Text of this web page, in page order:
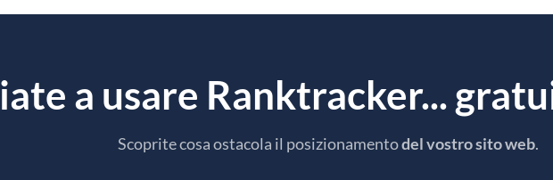
a usare Ranktracker...
Scoprite cosa ostacola il posizionamentodel vostro sito web.